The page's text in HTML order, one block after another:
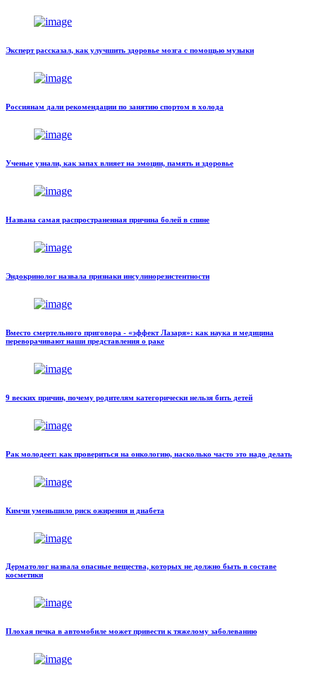
Эксперт рассказал, как улучшить здоровье мозга с помощью музыки
Россиянам дали рекомендации по занятию спортом в холода
Ученые узнали, как запах влияет на эмоции, память и здоровье
Названа самая распространенная причина болей в спине
Эндокринолог назвала признаки инсулинорезистентности
Вместо смертельного приговора - «эффект Лазаря»: как наука и медицина
переворачивают наши представления о раке
9 веских причин, почему родителям категорически нельзя бить детей
Рак молодеет: как провериться на онкологию, насколько часто это надо делать
Кимчи уменьшило риск ожирения и диабета
Дерматолог назвала опасные вещества, которых не должно быть в составе
косметики
Плохая печка в автомобиле может привести к тяжелому заболеванию